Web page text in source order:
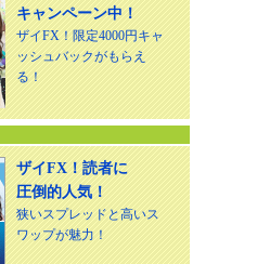
キャンペーン中！
ザイFX！限定4000円キャ
ッシュバックがもらえ
る！
ザイFX！読者に
圧倒的人気！
狭いスプレッドと高いス
ワップが魅力！